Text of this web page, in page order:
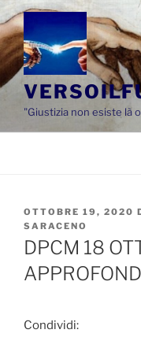
Salta
al
contenuto
"Giustizia non esiste là
PUBBLICATO
IL
OTTOBRE 19, 2020
SARACENO
DPCM 18
Condividi: